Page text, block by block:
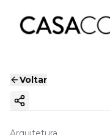
Voltar
Copiar link